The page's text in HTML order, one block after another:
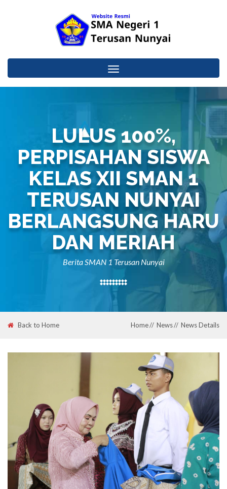
Toggle
navigation
LULUS 100%,
PERPISAHAN SISWA
KELAS XII SMAN 1
TERUSAN NUNYAI
BERLANGSUNG HARU
DAN MERIAH
Berita SMAN 1 Terusan Nunyai
Back to Home Home News News Details